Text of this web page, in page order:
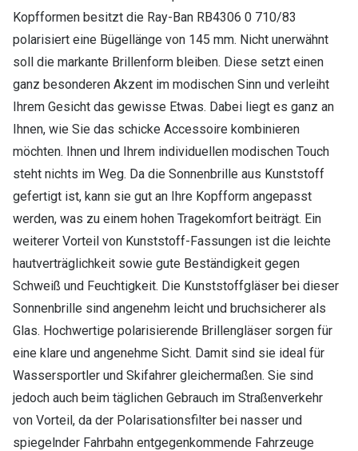
Kopfformen besitzt die Ray-Ban RB4306 0 710/83
polarisiert eine Bügellänge von 145 mm. Nicht unerwähnt
soll die markante Brillenform bleiben. Diese setzt einen
ganz besonderen Akzent im modischen Sinn und verleiht
Ihrem Gesicht das gewisse Etwas. Dabei liegt es ganz an
Ihnen, wie Sie das schicke Accessoire kombinieren
möchten. Ihnen und Ihrem individuellen modischen Touch
steht nichts im Weg. Da die Sonnenbrille aus Kunststoff
gefertigt ist, kann sie gut an Ihre Kopfform angepasst
werden, was zu einem hohen Tragekomfort beiträgt. Ein
weiterer Vorteil von Kunststoff-Fassungen ist die leichte
hautverträglichkeit sowie gute Beständigkeit gegen
Schweiß und Feuchtigkeit. Die Kunststoffgläser bei dieser
Sonnenbrille sind angenehm leicht und bruchsicherer als
Glas. Hochwertige polarisierende Brillengläser sorgen für
eine klare und angenehme Sicht. Damit sind sie ideal für
Wassersportler und Skifahrer gleichermaßen. Sie sind
jedoch auch beim täglichen Gebrauch im Straßenverkehr
von Vorteil, da der Polarisationsfilter bei nasser und
spiegelnder Fahrbahn entgegenkommende Fahrzeuge